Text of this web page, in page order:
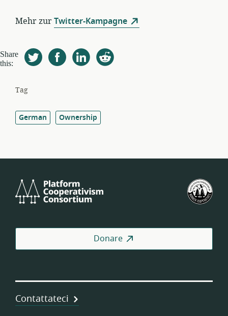
Mehr zurTwitter-Kampagne
Share
this:
Tag
German Ownership
Cooperativism
Donare
Contattateci